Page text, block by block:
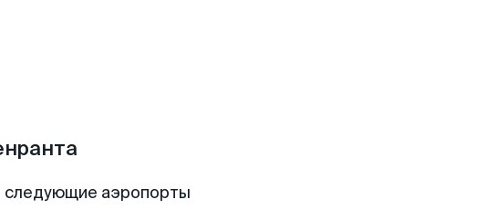
следующие аэропорты